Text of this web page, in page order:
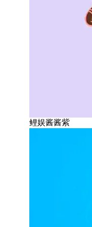
鲤娱酱酱紫